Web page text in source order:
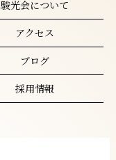
駿光会について
アクセス
ブログ
採用情報